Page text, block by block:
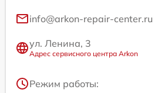
info@arkon-repair-center.ru
ул. Ленина, 3
Адрес сервисного центра Arkon
Режим работы: